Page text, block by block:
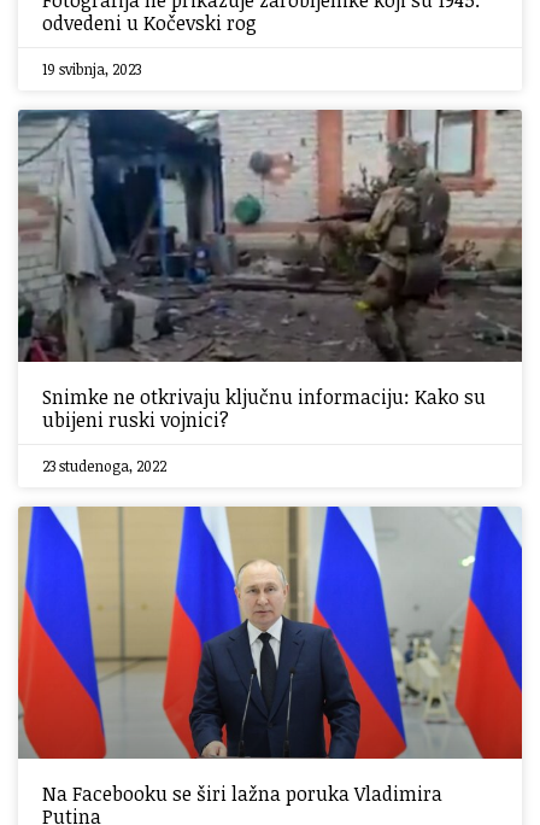
odvedeni u Kočevski rog
19 svibnja, 2023
Snimke ne otkrivaju ključnu informaciju: Kako su
ubijeni ruski vojnici?
23 studenoga, 2022
Na Facebooku se širi lažna poruka Vladimira
Putina